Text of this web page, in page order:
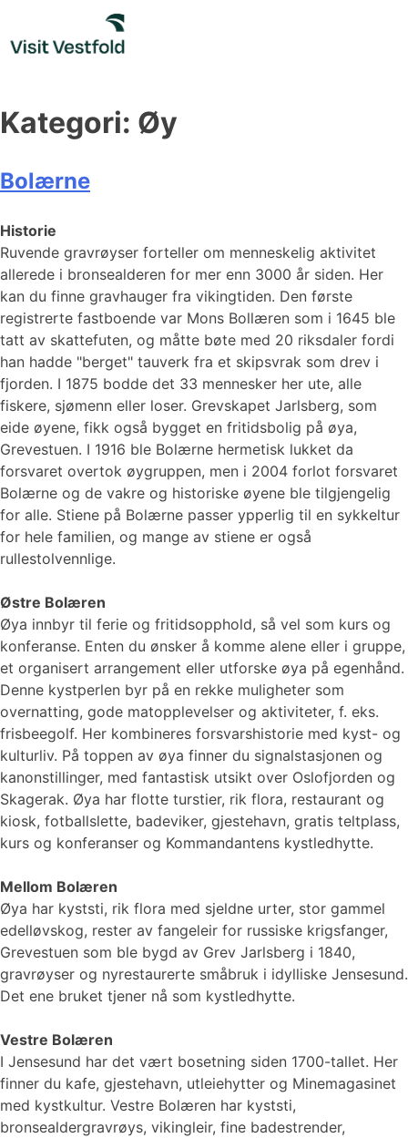
content
Kategori: Øy
Bolærne
Historie
Ruvende gravrøyser forteller om menneskelig aktivitet
allerede i bronsealderen for mer enn 3000 år siden. Her
kan du finne gravhauger fra vikingtiden. Den første
registrerte fastboende var Mons Bollæren som i 1645 ble
tatt av skattefuten, og måtte bøte med 20 riksdaler fordi
han hadde "berget" tauverk fra et skipsvrak som drev i
fjorden. I 1875 bodde det 33 mennesker her ute, alle
fiskere, sjømenn eller loser. Grevskapet Jarlsberg, som
eide øyene, fikk også bygget en fritidsbolig på øya,
Grevestuen. I 1916 ble Bolærne hermetisk lukket da
forsvaret overtok øygruppen, men i 2004 forlot forsvaret
Bolærne og de vakre og historiske øyene ble tilgjengelig
for alle. Stiene på Bolærne passer ypperlig til en sykkeltur
for hele familien, og mange av stiene er også
rullestolvennlige.
Østre Bolæren
Øya innbyr til ferie og fritidsopphold, så vel som kurs og
konferanse. Enten du ønsker å komme alene eller i gruppe,
et organisert arrangement eller utforske øya på egenhånd.
Denne kystperlen byr på en rekke muligheter som
overnatting, gode matopplevelser og aktiviteter, f. eks.
frisbeegolf. Her kombineres forsvarshistorie med kyst- og
kulturliv. På toppen av øya finner du signalstasjonen og
kanonstillinger, med fantastisk utsikt over Oslofjorden og
Skagerak. Øya har flotte turstier, rik flora, restaurant og
kiosk, fotballslette, badeviker, gjestehavn, gratis teltplass,
kurs og konferanser og Kommandantens kystledhytte.
Mellom Bolæren
Øya har kyststi, rik flora med sjeldne urter, stor gammel
edelløvskog, rester av fangeleir for russiske krigsfanger,
Grevestuen som ble bygd av Grev Jarlsberg i 1840,
gravrøyser og nyrestaurerte småbruk i idylliske Jensesund.
Det ene bruket tjener nå som kystledhytte.
Vestre Bolæren
I Jensesund har det vært bosetning siden 1700-tallet. Her
finner du kafe, gjestehavn, utleiehytter og Minemagasinet
med kystkultur. Vestre Bolæren har kyststi,
bronsealdergravrøys, vikingleir, fine badestrender,